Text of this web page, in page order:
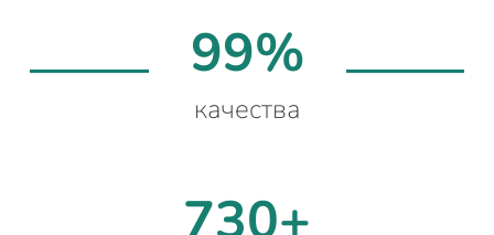
99%
качества